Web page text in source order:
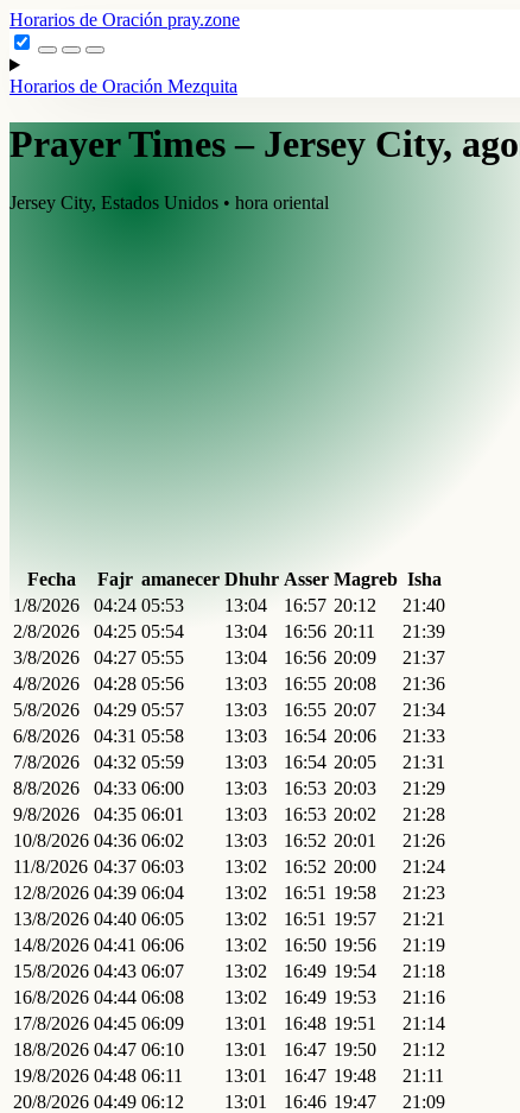
Horarios de Oración pray.zone
Horarios de Oración Mezquita
Prayer Times – Jersey City,
Jersey City, Estados Unidos • hora oriental
Fecha Fajr amanecer Dhuhr Asser Magreb Isha
1/8/2026
04:24 05:53 13:04 16:57 20:12
21:40
2/8/2026
04:25 05:54 13:04 16:56 20:11
21:39
3/8/2026
04:27 05:55 13:04 16:56 20:09
21:37
4/8/2026
04:28 05:56 13:03 16:55 20:08
21:36
5/8/2026
04:29 05:57 13:03 16:55 20:07
21:34
6/8/2026
04:31 05:58 13:03 16:54 20:06
21:33
7/8/2026
04:32 05:59 13:03 16:54 20:05
21:31
8/8/2026
04:33 06:00 13:03 16:53 20:03
21:29
9/8/2026
04:35 06:01 13:03 16:53 20:02
21:28
10/8/2026 04:36 06:02 13:03 16:52 20:01
21:26
11/8/2026 04:37 06:03 13:02 16:52 20:00
21:24
12/8/2026 04:39 06:04 13:02 16:51 19:58
21:23
13/8/2026 04:40 06:05 13:02 16:51 19:57
21:21
14/8/2026 04:41 06:06 13:02 16:50 19:56
21:19
15/8/2026 04:43 06:07 13:02 16:49 19:54
21:18
16/8/2026 04:44 06:08 13:02 16:49 19:53
21:16
17/8/2026 04:45 06:09 13:01 16:48 19:51
21:14
18/8/2026 04:47 06:10 13:01 16:47 19:50
21:12
19/8/2026 04:48 06:11 13:01 16:47 19:48
21:11
20/8/2026 04:49 06:12 13:01 16:46 19:47
21:09